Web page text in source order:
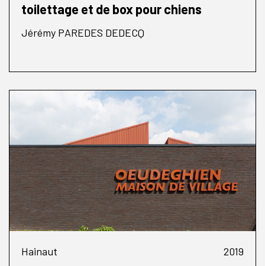
toilettage et de box pour chiens
Jérémy PAREDES DEDECQ
Hainaut 2019